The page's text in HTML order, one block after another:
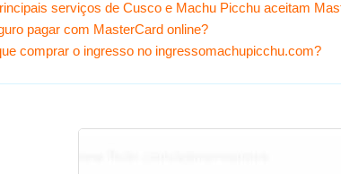
serviços de Cusco e Machu Picchu aceitam
pagar com MasterCard online?
comprar o ingresso no ingressomachupicchu.com?